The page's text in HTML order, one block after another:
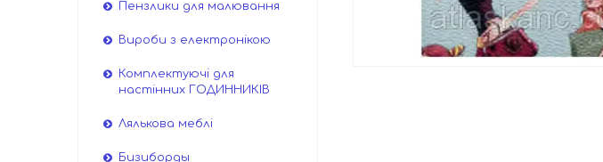
Пензлики для малювання
Вироби з електронікою
Комплектуючі для
настінних ГОДИННИКІВ
Лялькова меблі
Бизиборды